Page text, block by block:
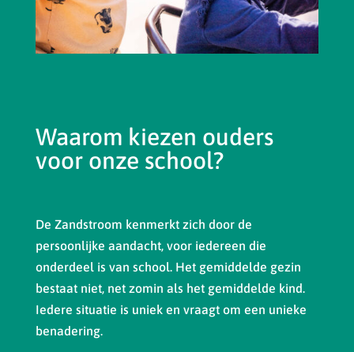
Waarom kiezen ouders
voor onze school?
De Zandstroom kenmerkt zich door de
persoonlijke aandacht, voor iedereen die
onderdeel is van school. Het gemiddelde gezin
bestaat niet, net zomin als het gemiddelde kind.
Iedere situatie is uniek en vraagt om een unieke
benadering.